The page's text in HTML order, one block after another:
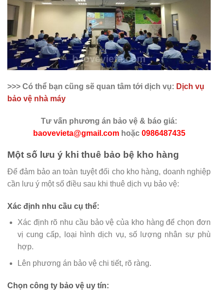
>>> Có thể bạn cũng sẽ quan tâm tới dịch vụ: Dịch vụ
bảo vệ nhà máy
Tư vấn phương án bảo vệ & báo giá:
baovevieta@gmail.comhoặc 0986487435
Một số lưu ý khi thuê bảo bệ kho hàng
Để đảm bảo an toàn tuyệt đối cho kho hàng, doanh nghiệp
cần lưu ý một số điều sau khi thuê dịch vụ bảo vệ:
Xác định nhu cầu cụ thể:
Xác định rõ nhu cầu bảo vệ của kho hàng để chọn đơn
vị cung cấp, loại hình dịch vụ, số lượng nhân sự phù
hợp.
Lên phương án bảo vệ chi tiết, rõ ràng.
Chọn công ty bảo vệ uy tín: